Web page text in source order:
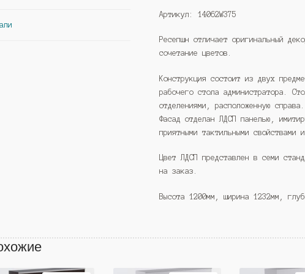
Крем
Артикул: 14062W375
Ресепшн отличает оригинальный
сочетание цветов.
Конструкция состоит из двух
рабочего стола администратора.
отделениями, расположенную
Фасад отделан ЛДСП панелью,
приятными тактильными свойствами
Цвет ЛДСП представлен в семи
на заказ.
Высота 1200мм, ширина 1232мм,